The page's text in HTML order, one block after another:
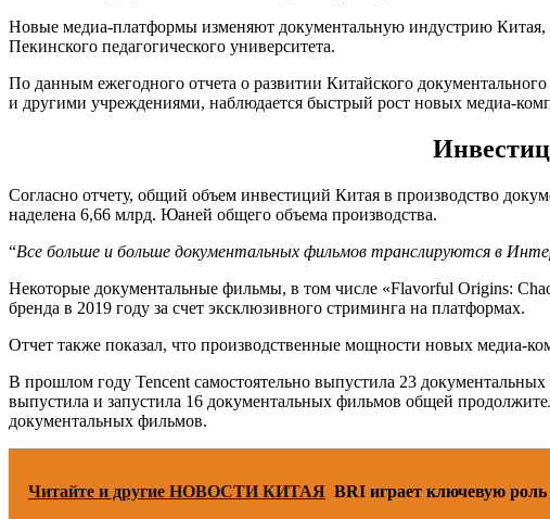
Новые медиа-платформы изменяют документальную индустрию Китая,
Пекинского педагогического университета.
По данным ежегодного отчета о развитии Китайского
и другими учреждениями, наблюдается быстрый рост новых медиа-
Согласно отчету, общий объем инвестиций Китая в производство
наделена 6,66 млрд. Юаней общего объема производства.
“Все больше и больше документальных фильмов транслируются в
Некоторые документальные фильмы, в том числе «Flavorful Origins:
бренда в 2019 году за счет эксклюзивного стриминга на платформах.
Отчет также показал, что производственные мощности новых медиа-
В прошлом году Tencent самостоятельно выпустила 23
выпустила и запустила 16 документальных фильмов общей
документальных фильмов.
Читайте и другие НОВОСТИ КИТАЯ BRI играет ключевую